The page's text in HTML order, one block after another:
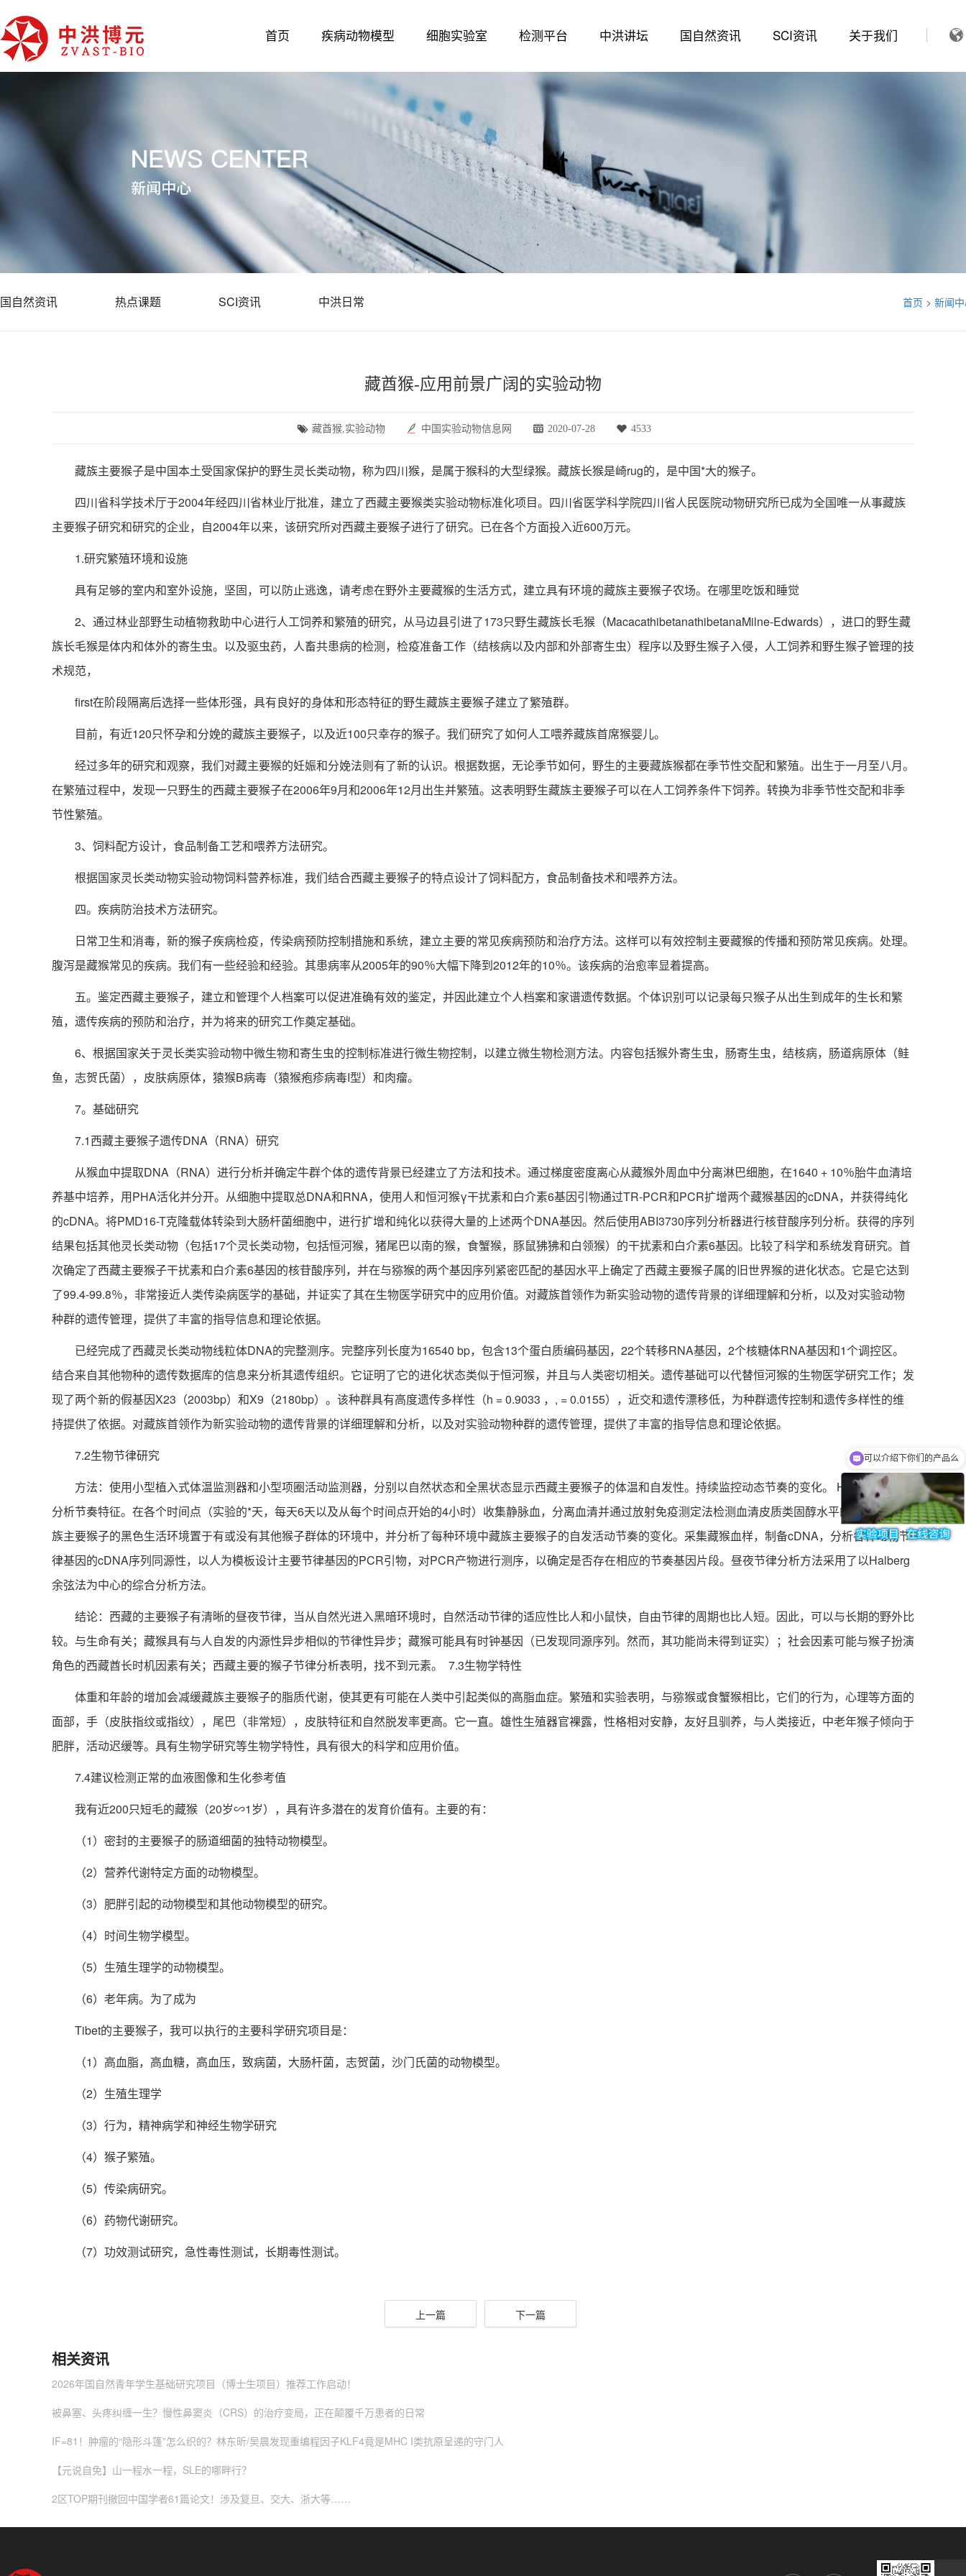
首页 疾病动物模型 细胞实验室 检测平台 中洪讲坛 国自然资讯 SCI资讯 关于我们
国自然资讯 热点课题 SCI资讯 中洪日常 首页 > 新闻
藏酋猴-应用前景广阔的实验动物
藏酋猴,实验动物 中国实验动物信息网 2020-07-28 4533
藏族主要猴子是中国本土受国家保护的野生灵长类动物，称为四川猴，是属于猴科的大型绿猴。藏族长猴是崎rug的，是中国*大的猴子。
四川省科学技术厅于2004年经四川省林业厅批准，建立了西藏主要猴类实验动物标准化项目。四川省医学科学院四川省人民医院动物研究所已成为全国唯一从事藏族
主要猴子研究和研究的企业，自2004年以来，该研究所对西藏主要猴子进行了研究。已在各个方面投入近600万元。
1.研究繁殖环境和设施
具有足够的室内和室外设施，坚固，可以防止逃逸，请考虑在野外主要藏猴的生活方式，建立具有环境的藏族主要猴子农场。在哪里吃饭和睡觉
2、通过林业部野生动植物救助中心进行人工饲养和繁殖的研究，从马边县引进了173只野生藏族长毛猴（MacacathibetanathibetanaMilne-Edwards），进口的野生藏
族长毛猴是体内和体外的寄生虫。以及驱虫药，人畜共患病的检测，检疫准备工作（结核病以及内部和外部寄生虫）程序以及野生猴子入侵，人工饲养和野生猴子管理的技
术规范，
first在阶段隔离后选择一些体形强，具有良好的身体和形态特征的野生藏族主要猴子建立了繁殖群。
目前，有近120只怀孕和分娩的藏族主要猴子，以及近100只幸存的猴子。我们研究了如何人工喂养藏族首席猴婴儿。
经过多年的研究和观察，我们对藏主要猴的妊娠和分娩法则有了新的认识。根据数据，无论季节如何，野生的主要藏族猴都在季节性交配和繁殖。出生于一月至八月。
在繁殖过程中，发现一只野生的西藏主要猴子在2006年9月和2006年12月出生并繁殖。这表明野生藏族主要猴子可以在人工饲养条件下饲养。转换为非季节性交配和非季
节性繁殖。
3、饲料配方设计，食品制备工艺和喂养方法研究。
根据国家灵长类动物实验动物饲料营养标准，我们结合西藏主要猴子的特点设计了饲料配方，食品制备技术和喂养方法。
四。疾病防治技术方法研究。
日常卫生和消毒，新的猴子疾病检疫，传染病预防控制措施和系统，建立主要的常见疾病预防和治疗方法。这样可以有效控制主要藏猴的传播和预防常见疾病。处理。
腹泻是藏猴常见的疾病。我们有一些经验和经验。其患病率从2005年的90％大幅下降到2012年的10％。该疾病的治愈率显着提高。
五。鉴定西藏主要猴子，建立和管理个人档案可以促进准确有效的鉴定，并因此建立个人档案和家谱遗传数据。个体识别可以记录每只猴子从出生到成年的生长和繁
殖，遗传疾病的预防和治疗，并为将来的研究工作奠定基础。
6、根据国家关于灵长类实验动物中微生物和寄生虫的控制标准进行微生物控制，以建立微生物检测方法。内容包括猴外寄生虫，肠寄生虫，结核病，肠道病原体（鲑
鱼，志贺氏菌），皮肤病原体，猿猴B病毒（猿猴疱疹病毒I型）和肉瘤。
7。基础研究
7.1西藏主要猴子遗传DNA（RNA）研究
从猴血中提取DNA（RNA）进行分析并确定牛群个体的遗传背景已经建立了方法和技术。通过梯度密度离心从藏猴外周血中分离淋巴细胞，在1640 + 10％胎牛血清培
养基中培养，用PHA活化并分开。从细胞中提取总DNA和RNA，使用人和恒河猴γ干扰素和白介素6基因引物通过TR-PCR和PCR扩增两个藏猴基因的cDNA，并获得纯化
的cDNA。将PMD16-T克隆载体转染到大肠杆菌细胞中，进行扩增和纯化以获得大量的上述两个DNA基因。然后使用ABI3730序列分析器进行核苷酸序列分析。获得的序列
结果包括其他灵长类动物（包括17个灵长类动物，包括恒河猴，猪尾巴以南的猴，食蟹猴，豚鼠狒狒和白领猴）的干扰素和白介素6基因。比较了科学和系统发育研究。首
次确定了西藏主要猴子干扰素和白介素6基因的核苷酸序列，并在与猕猴的两个基因序列紧密匹配的基因水平上确定了西藏主要猴子属的旧世界猴的进化状态。它是它达到
了99.4-99.8％，非常接近人类传染病医学的基础，并证实了其在生物医学研究中的应用价值。对藏族首领作为新实验动物的遗传背景的详细理解和分析，以及对实验动物
种群的遗传管理，提供了丰富的指导信息和理论依据。
已经完成了西藏灵长类动物线粒体DNA的完整测序。完整序列长度为16540 bp，包含13个蛋白质编码基因，22个转移RNA基因，2个核糖体RNA基因和1个调控区。
结合来自其他物种的遗传数据库的信息来分析其遗传组织。它证明了它的进化状态类似于恒河猴，并且与人类密切相关。遗传基础可以代替恒河猴的生物医学研究工作；发
现了两个新的假基因X23（2003bp）和X9（2180bp）。该种群具有高度遗传多样性（h = 0.9033 ，, = 0.0155），近交和遗传漂移低，为种群遗传控制和遗传多样性的维
持提供了依据。对藏族首领作为新实验动物的遗传背景的详细理解和分析，以及对实验动物种群的遗传管理，提供了丰富的指导信息和理论依据。
7.2生物节律研究
方法：使用小型植入式体温监测器和小型项圈活动监测器，分别以自然状态和全黑状态显示西藏主要猴子的体温和自发性。持续监控动态节奏的变化。 Halberg余弦法
分析节奏特征。在各个时间点（实验的*天，每天6天以及从每个时间点开始的4小时）收集静脉血，分离血清并通过放射免疫测定法检测血清皮质类固醇水平的变化。将藏
族主要猴子的黑色生活环境置于有或没有其他猴子群体的环境中，并分析了每种环境中藏族主要猴子的自发活动节奏的变化。采集藏猴血样，制备cDNA，分析各种动物节
律基因的cDNA序列同源性，以人为模板设计主要节律基因的PCR引物，对PCR产物进行测序，以确定是否存在相应的节奏基因片段。昼夜节律分析方法采用了以Halberg
余弦法为中心的综合分析方法。
结论：西藏的主要猴子有清晰的昼夜节律，当从自然光进入黑暗环境时，自然活动节律的适应性比人和小鼠快，自由节律的周期也比人短。因此，可以与长期的野外比
较。与生命有关；藏猴具有与人自发的内源性异步相似的节律性异步；藏猴可能具有时钟基因（已发现同源序列。然而，其功能尚未得到证实）；社会因素可能与猴子扮演
角色的西藏酋长时机因素有关；西藏主要的猴子节律分析表明，找不到元素。 7.3生物学特性
体重和年龄的增加会减缓藏族主要猴子的脂质代谢，使其更有可能在人类中引起类似的高脂血症。繁殖和实验表明，与猕猴或食蟹猴相比，它们的行为，心理等方面的
面部，手（皮肤指纹或指纹），尾巴（非常短），皮肤特征和自然脱发率更高。它一直。雄性生殖器官裸露，性格相对安静，友好且驯养，与人类接近，中老年猴子倾向于
肥胖，活动迟缓等。具有生物学研究等生物学特性，具有很大的科学和应用价值。
7.4建议检测正常的血液图像和生化参考值
我有近200只短毛的藏猴（20岁∽1岁），具有许多潜在的发育价值有。主要的有：
（1）密封的主要猴子的肠道细菌的独特动物模型。
（2）营养代谢特定方面的动物模型。
（3）肥胖引起的动物模型和其他动物模型的研究。
（4）时间生物学模型。
（5）生殖生理学的动物模型。
（6）老年病。为了成为
Tibet的主要猴子，我可以执行的主要科学研究项目是：
（1）高血脂，高血糖，高血压，致病菌，大肠杆菌，志贺菌，沙门氏菌的动物模型。
（2）生殖生理学
（3）行为，精神病学和神经生物学研究
（4）猴子繁殖。
（5）传染病研究。
（6）药物代谢研究。
（7）功效测试研究，急性毒性测试，长期毒性测试。
上一篇 下一篇
相关资讯
2026年国自然青年学生基础研究项目（博士生项目）推荐工作启动！
被鼻塞、头疼纠缠一生？慢性鼻窦炎（CRS）的治疗变局，正在颠覆千万患者的日常
IF=81！肿瘤的“隐形斗篷”怎么织的？林东昕/吴晨发现重编程因子KLF4竟是MHC I类抗原呈递的守门人
【元说自免】山一程水一程，SLE的哪畔行？
2区TOP期刊撤回中国学者61篇论文！涉及复旦、交大、浙大等……
可以介绍下你们的产品么